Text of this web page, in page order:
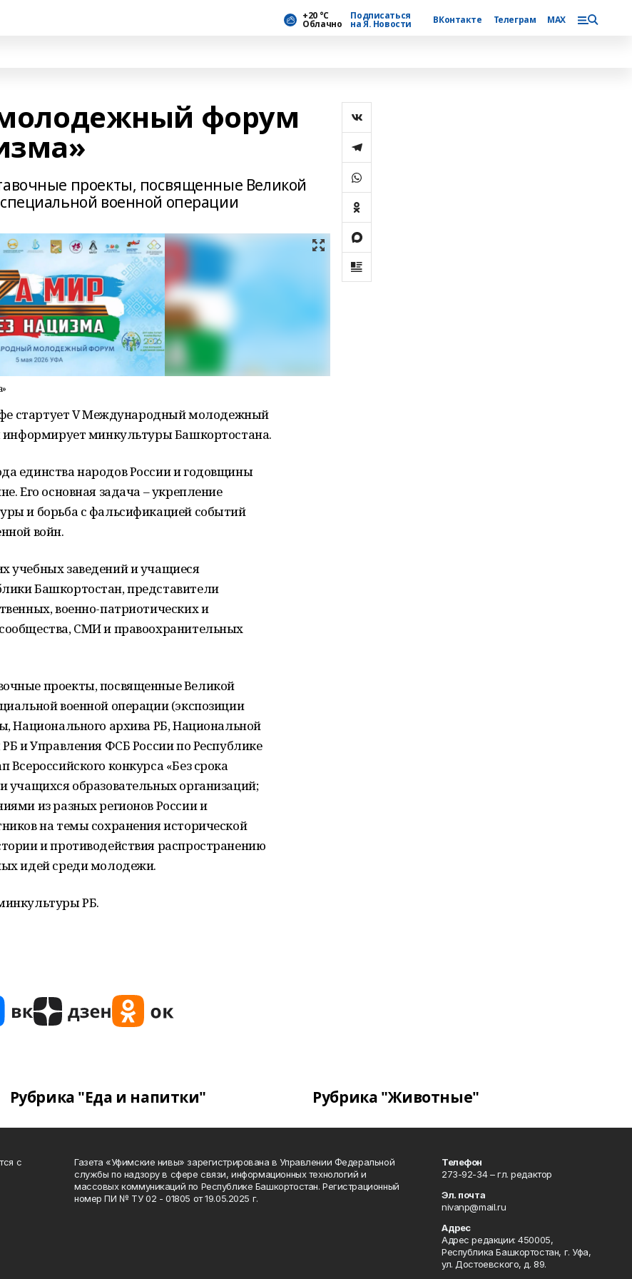
+20 °С
Облачно
Подписаться
на Я. Новости ВКонтакте Телеграм MAX
молодежный форум
проекты, посвященные Великой
военной операции
стартует V Международный молодежный
минкультуры Башкортостана.
единства народов России и годовщины
Его основная задача – укрепление
и борьба с фальсификацией событий
войн.
учебных заведений и учащиеся
Башкортостан, представители
военно-патриотических и
СМИ и правоохранительных
проекты, посвященные Великой
военной операции (экспозиции
Национального архива РБ, Национальной
и Управления ФСБ России по Республике
конкурса «Без срока
учащихся образовательных организаций;
из разных регионов России и
на темы сохранения исторической
и противодействия распространению
идей среди молодежи.
РБ.
Рубрика "Еда и напитки" Рубрика "Животные"
с
Газета «Уфимские нивы» зарегистрирована в Управлении Федеральной
службы по надзору в сфере связи, информационных технологий и
массовых коммуникаций по Республике Башкортостан. Регистрационный
номер ПИ № ТУ 02 - 01805 от 19.05.2025 г.
Телефон
273-92-34 – гл. редактор
Эл. почта
nivanp@mail.ru
Адрес
Адрес редакции: 450005,
Республика Башкортостан, г. Уфа,
ул. Достоевского, д. 89.